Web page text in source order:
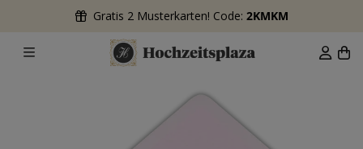
Gratis 2 Musterkarten! Code: 2KMKM